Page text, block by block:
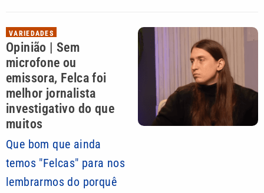
VARIEDADES
Opinião | Sem
microfone ou
emissora, Felca foi
melhor jornalista
investigativo do que
muitos
Que bom que ainda
temos "Felcas" para nos
lembrarmos do porquê